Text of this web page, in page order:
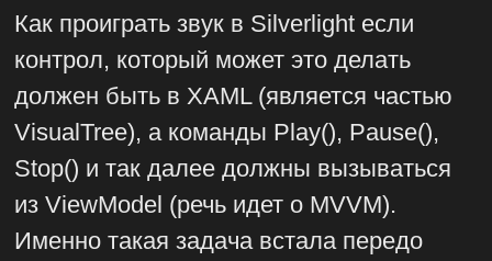
Как проиграть звук в Silverlight если
контрол, который может это делать
должен быть в XAML (является частью
VisualTree), а команды Play(), Pause(),
Stop() и так далее должны вызываться
из ViewModel (речь идет о MVVM).
Именно такая задача встала передо